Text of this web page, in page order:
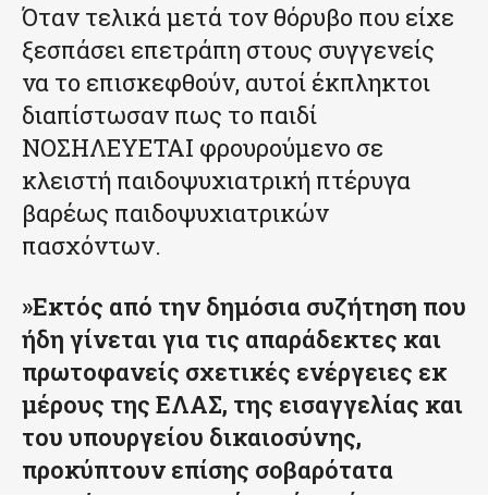
Όταν τελικά μετά τον θόρυβο που είχε
ξεσπάσει επετράπη στους συγγενείς
να το επισκεφθούν, αυτοί έκπληκτοι
διαπίστωσαν πως το παιδί
ΝΟΣΗΛΕΥΕΤΑΙ φρουρούμενο σε
κλειστή παιδοψυχιατρική πτέρυγα
βαρέως παιδοψυχιατρικών
πασχόντων.
»Εκτός από την δημόσια συζήτηση που
ήδη γίνεται για τις απαράδεκτες και
πρωτοφανείς σχετικές ενέργειες εκ
μέρους της ΕΛΑΣ, της εισαγγελίας και
του υπουργείου δικαιοσύνης,
προκύπτουν επίσης σοβαρότατα